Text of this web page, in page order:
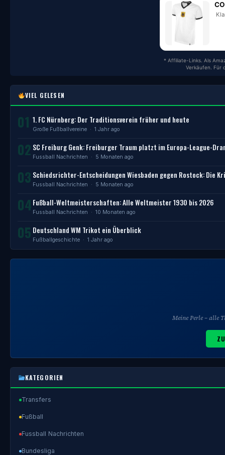
* Affiliate-Links. Als
Verkäufen. Für
VIEL GELESEN
01 1. FC Nürnberg: Der Traditionsverein früher und heute
Große Fußballvereine · 1 Jahr ago
02 SC Freiburg Genk: Freiburger Traum platzt im Europa-League-
Fussball Nachrichten · 5 Monaten ago
03 Schiedsrichter-Entscheidungen Wiesbaden gegen Rostock: Die
Fussball Nachrichten · 5 Monaten ago
04 Fußball-Weltmeisterschaften: Alle Weltmeister 1930 bis 2026
Fussball Nachrichten · 10 Monaten ago
05 Deutschland WM Trikot ein Überblick
Fußballgeschichte · 1 Jahr ago
Meine Perle – alle
KATEGORIEN
Transfers
Fußball
Fussball Nachrichten
Bundesliga